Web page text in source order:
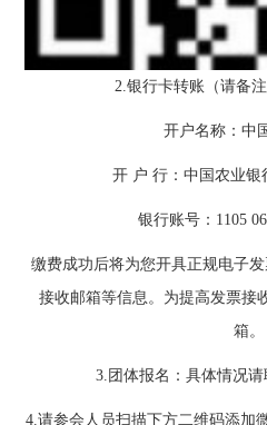
2.银行卡转账（请备
开户名称：中
开 户 行：中国农业银
银行账号：1105
缴费成功后将为您开具正规电子
接收邮箱等信息。为提高发票接
箱。
3.团体报名：具体情况请
4.请参会人员扫描下方二维码添加